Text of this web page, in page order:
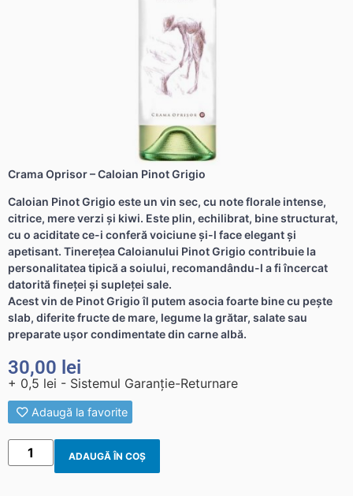
Crama Oprisor – Caloian Pinot Grigio
Caloian Pinot Grigio este un vin sec, cu note florale intense,
citrice, mere verzi și kiwi. Este plin, echilibrat, bine structurat,
cu o aciditate ce-i conferă voiciune și-l face elegant și
apetisant. Tinerețea Caloianului Pinot Grigio contribuie la
personalitatea tipică a soiului, recomandându-l a fi încercat
datorită fineței și supleței sale.
Acest vin de Pinot Grigio îl putem asocia foarte bine cu pește
slab, diferite fructe de mare, legume la grătar, salate sau
preparate ușor condimentate din carne albă.
30,00 lei
+ 0,5 lei - Sistemul Garanție-Returnare
Adaugă la favorite
ADAUGĂ ÎN COȘ